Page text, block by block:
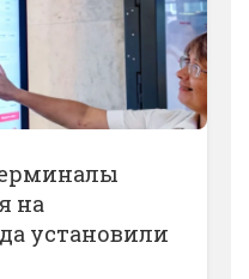
на
установили